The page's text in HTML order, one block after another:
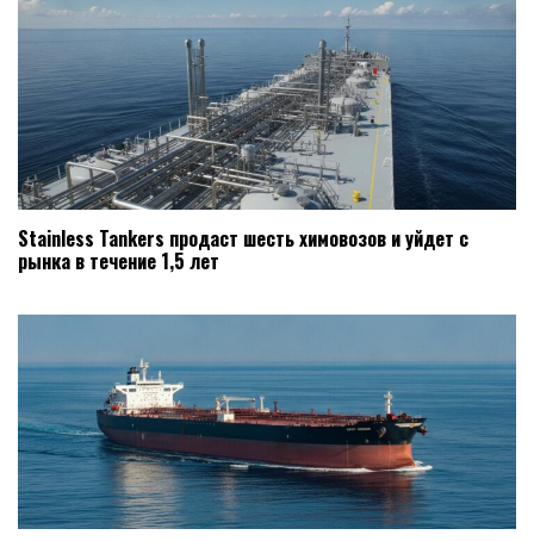
Stainless Tankers продаст шесть химовозов и уйдет с
рынка в течение 1,5 лет